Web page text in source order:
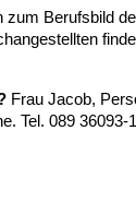
zum Berufsbild
Frau Jacob,
Tel. 089 36093-